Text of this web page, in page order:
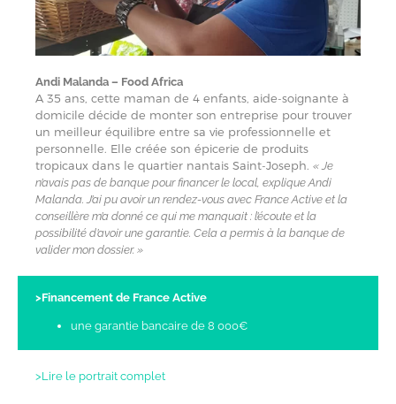
Andi Malanda – Food Africa
A 35 ans, cette maman de 4 enfants, aide-soignante à
domicile décide de monter son entreprise pour trouver
un meilleur équilibre entre sa vie professionnelle et
personnelle. Elle créée son épicerie de produits
tropicaux dans le quartier nantais Saint-Joseph. « Je
n’avais pas de banque pour financer le local, explique Andi
Malanda. J’ai pu avoir un rendez-vous avec France Active et la
conseillère m’a donné ce qui me manquait : l’écoute et la
possibilité d’avoir une garantie. Cela a permis à la banque de
valider mon dossier. »
>Financement de France Active
une garantie bancaire de 8 000€
>Lire le portrait complet